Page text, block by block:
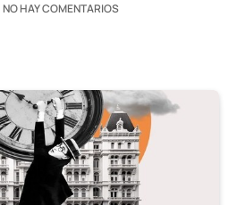
NO HAY COMENTARIOS